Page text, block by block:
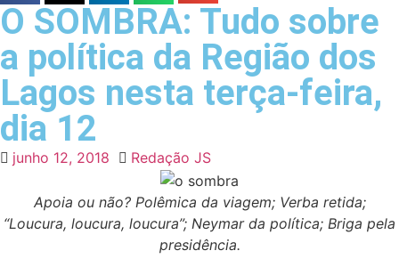
O SOMBRA: Tudo sobre
a política da Região dos
Lagos nesta terça-feira,
dia 12
junho 12, 2018 Redação JS
Apoia ou não? Polêmica da viagem; Verba retida;
“Loucura, loucura, loucura”; Neymar da política; Briga pela
presidência.